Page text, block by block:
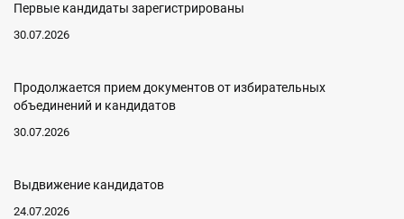
Первые кандидаты зарегистрированы
30.07.2026
Продолжается прием документов от избирательных
объединений и кандидатов
30.07.2026
Выдвижение кандидатов
24.07.2026